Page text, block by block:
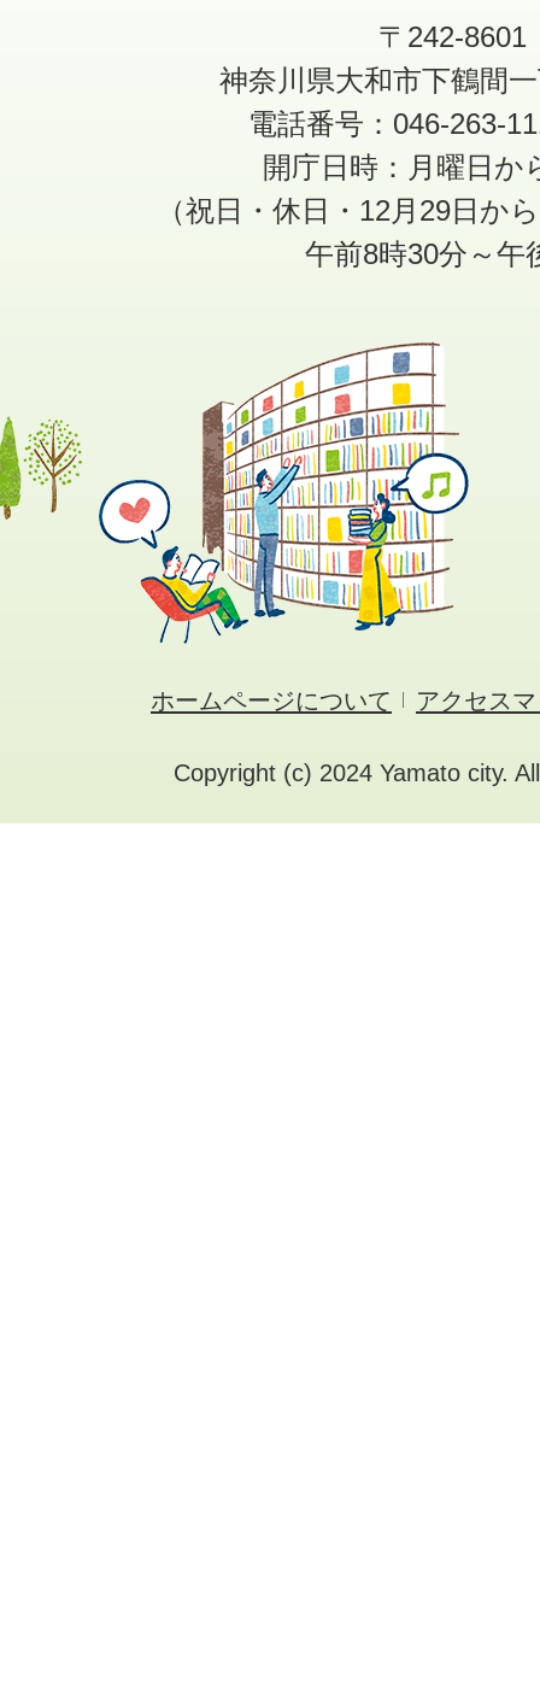
〒242-8601
神奈川県大和市下鶴間
電話番号：046-263-
開庁日時：月曜日か
（祝日・休日・12月29日か
午前8時30分～午
ホームページについて アクセス
Copyright (c) 2024 Yamato city.